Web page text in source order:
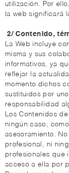
utilización. Por
la web significará
2/ Contenido,
La Web incluye
misma y sus
informativos, ya
reflejar la
momento dichos
sustituidos por
responsabilidad
Los Contenidos
ningún caso,
asesoramiento.
profesional, ni
profesionales que
acceso a ella por